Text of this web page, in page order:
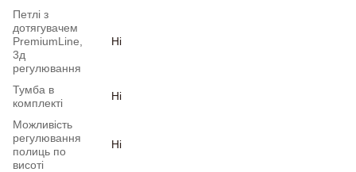
Петлі з
дотягувачем
PremiumLine,
3д
регулювання
Ні
Тумба в
комплекті
Ні
Можливість
регулювання
полиць по
висоті
Ні